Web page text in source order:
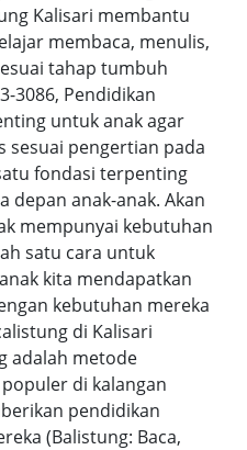
Kalisari membantu
membaca, menulis,
tahap tumbuh
3086, Pendidikan
untuk anak agar
sesuai pengertian pada
fondasi terpenting
depan anak-anak. Akan
mempunyai kebutuhan
satu cara untuk
kita mendapatkan
kebutuhan mereka
di Kalisari
adalah metode
di kalangan
pendidikan
(Balistung: Baca,